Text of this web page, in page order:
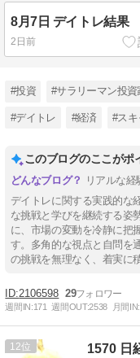
8月7日 デイトレ結果
2日前
#投資 #サラリーマン投資
#デイトレ #経済 #ス
このブログのここがポ
リアルな
デイトレに関する実践的な
な挑戦と学びを継続する姿
に、市場の変動を冷静に把
す。多角的な視点と自問を
の挑戦を無理なく、着実に
2106598 29
週間IN:171 週間OUT:2538 月間IN:
12